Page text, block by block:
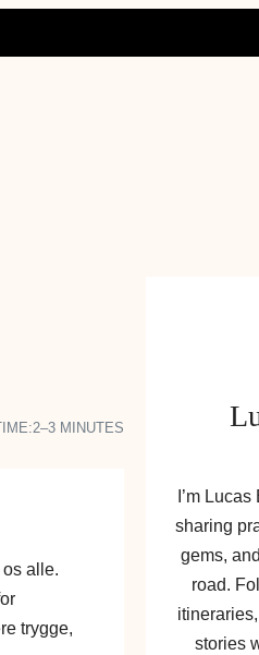
2–3 MINUTES
alle.
trygge,
I’m
sharing
gems,
road.
stories